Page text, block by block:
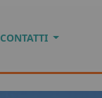
CONTATTI